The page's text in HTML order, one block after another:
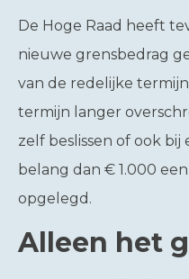
De Hoge Raad heeft
nieuwe grensbedrag
van de redelijke
termijn langer
zelf beslissen of ook bij
belang dan € 1.000
opgelegd.
Alleen het